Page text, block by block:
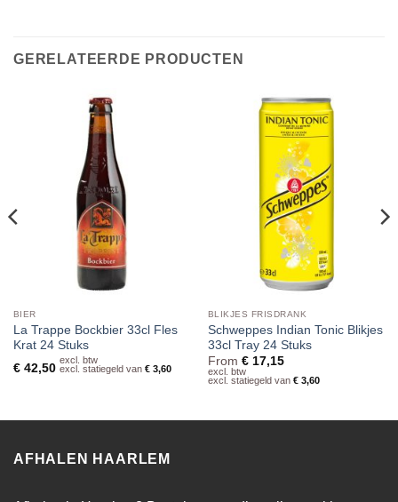
GERELATEERDE PRODUCTEN
BIER
La Trappe Bockbier 33cl Fles
Krat 24 Stuks
€42,50
excl. btw
excl. statiegeld van €3,60
BLIKJES FRISDRANK
Schweppes Indian Tonic Blikjes
33cl Tray 24 Stuks
From €17,15
excl. btw
excl. statiegeld van €3,60
AFHALEN HAARLEM